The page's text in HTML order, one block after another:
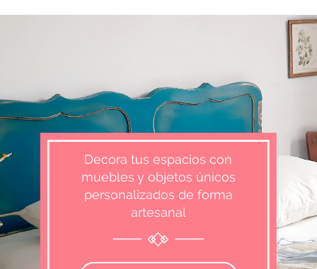
Decora tus espacios con
muebles y objetos únicos
personalizados de forma
artesanal